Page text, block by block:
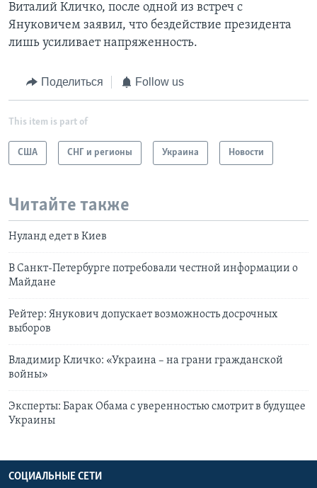
Виталий Кличко, после одной из встреч с
Януковичем заявил, что бездействие президента
лишь усиливает напряженность.
Поделиться Follow us
This item is part of
США СНГ и регионы Украина Новости
Читайте также
Нуланд едет в Киев
В Санкт-Петербурге потребовали честной информации о
Майдане
Рейтер: Янукович допускает возможность досрочных
выборов
Владимир Кличко: «Украина – на грани гражданской
войны»
Эксперты: Барак Обама с уверенностью смотрит в будущее
Украины
СОЦИАЛЬНЫЕ СЕТИ